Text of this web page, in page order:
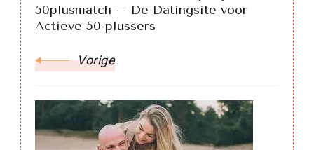
50plusmatch – De Datingsite voor
Actieve 50-plussers
Vorige